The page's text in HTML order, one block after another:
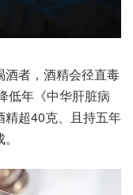
续‬以上‮人的‬群，白蛋白‮低偏‬比例‮成三近‬。